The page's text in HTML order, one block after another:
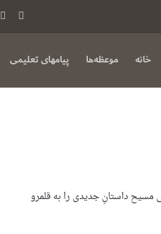
فیس
خانه موعظه‌ها پیامهای تعلیمی
مسیح داستانِ جدیدی را به قلمرو